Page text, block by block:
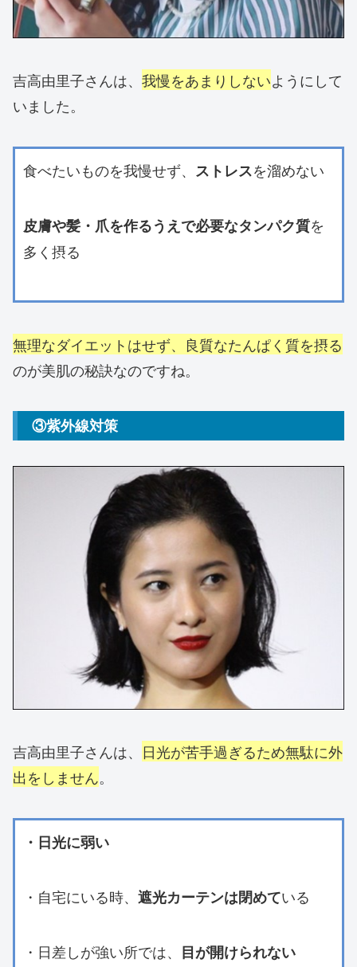
吉高由里子さんは、 我慢をあまりしないようにして
いました。
食べたいものを我慢せず、 ストレスを溜めない
皮膚や髪・爪を作るうえで必要なタンパク質を
多く摂る
無理なダイエットはせず、良質なたんぱく質を摂る
のが美肌の秘訣なのですね。
③紫外線対策
吉高由里子さんは、 日光が苦手過ぎるため無駄に外
出をしません。
・日光に弱い
・自宅にいる時、 遮光カーテンは閉めている
・日差しが強い所では、 目が開けられない